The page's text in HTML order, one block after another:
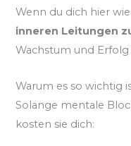
Wenn du dich hier
inneren Leitungen
Wachstum und Erfolg
Warum es so wichtig
Solange mentale
kosten sie dich: